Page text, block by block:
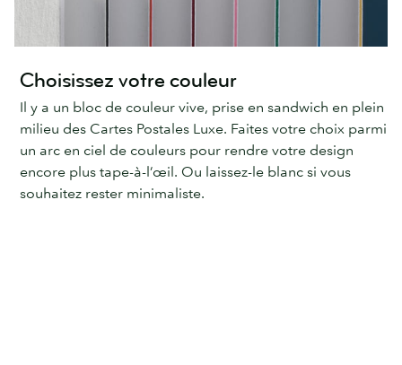
Choisissez votre couleur
Il y a un bloc de couleur vive, prise en sandwich en plein
milieu des Cartes Postales Luxe. Faites votre choix parmi
un arc en ciel de couleurs pour rendre votre design
encore plus tape-à-l’œil. Ou laissez-le blanc si vous
souhaitez rester minimaliste.